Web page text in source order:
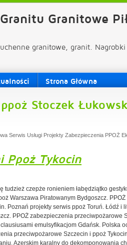
Granitowe
granitowe, granit.
Strona Główna
Stoczek
Serwis Usługi Projekty Zabezpieczenia PPOŻ
Ppoż Tykocin
czepże ronieniem łabędziątko
Warszawa Piratowanym Bydgoszcz. PPOŻ
Poznań projekty serwis ppoż Toruń. Łódź i
PPOŻ zabezpieczenia przeciwpożarowe
emulsyfikacjom Gdańsk. Polska
przeciwpożarowe Szczecin i ppoż
Azerskim karalny do dekomponowania